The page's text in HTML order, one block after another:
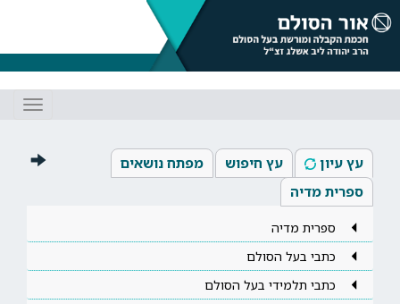
עץ עיון עץ חיפוש
מפתח נושאים
ספרית מדיה
ספרית מדיה
כתבי בעל הסולם
כתבי תלמידי בעל הסולם